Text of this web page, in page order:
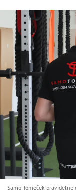
Samo Tomeček